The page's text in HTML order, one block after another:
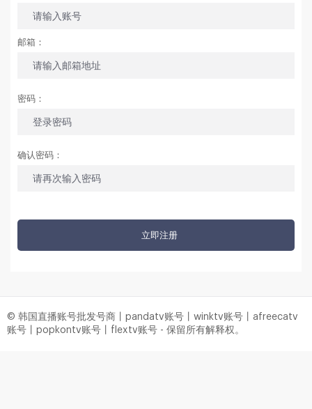
邮箱：
密码：
确认密码：
立即注册
© 韩国直播账号批发号商丨pandatv账号丨winktv账号丨afreecatv
账号丨popkontv账号丨flextv账号 - 保留所有解释权。